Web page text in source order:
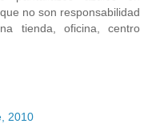
no son responsabilidad
tienda, oficina, centro
2010